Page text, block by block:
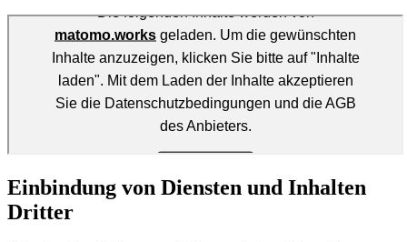
Einbindung von Diensten und Inhalten
Dritter